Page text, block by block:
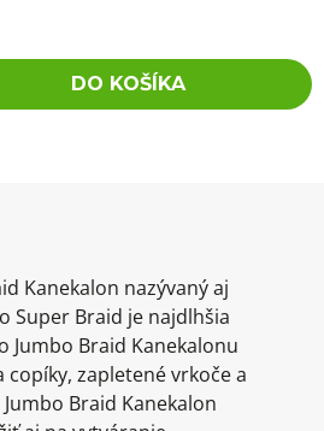
DO KOŠÍKA
Kanekalon nazývaný aj
Super Braid je najdlhšia
Jumbo Braid Kanekalonu
zapletené vrkoče a
Braid Kanekalon